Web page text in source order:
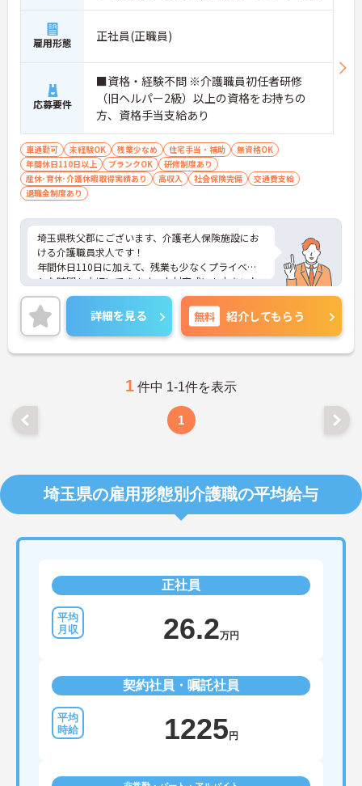
雇用形態 正社員(正職員)
応募要件
■資格・経験不問 ※介護職員初任者研修
（旧ヘルパー2級）以上の資格をお持ちの
方、資格手当支給あり
車通勤可 未経験OK 残業少なめ 住宅手当・補助
無資格OK
年間休日110日以上
ブランクOK
研修制度あり
産休･育休･介護休暇取得実績あり
高収入 社会保険完備
交通費支給
退職金制度あり
埼玉県秩父郡にございます、介護老人保険施設にお
ける介護職員求人です！
年間休日110日に加えて、残業も少なくプライベー
トな時間も大切にできます。人材育成にも力をいれ
ており、働きながらスキルアップも目指せる環境で
す！
マイカー通勤OKなので、通勤も楽々です♪
ご興味ある方には、面接のポイントなど、さらに詳
細をお話致しますのでお気軽にご相談ください。
詳細を見る 無料 紹介してもらう
1 件中 1-1件を表示
1
埼玉県の雇用形態別介護職の平均給与
正社員
26.2万円
契約社員・嘱託社員
1225 円